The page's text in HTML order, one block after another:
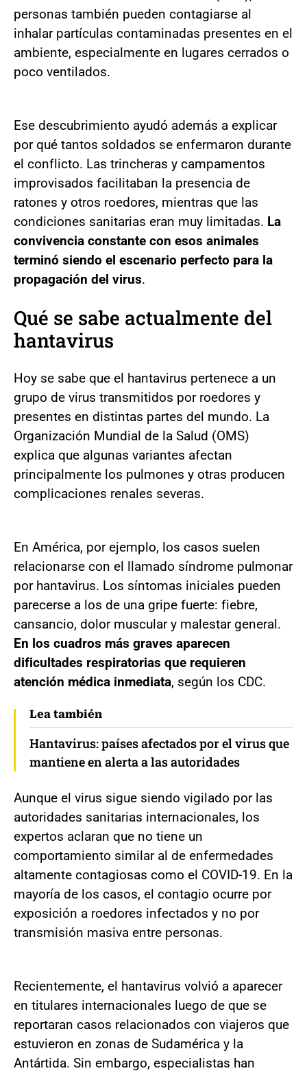
personas también pueden contagiarse al
inhalar partículas contaminadas presentes en el
ambiente, especialmente en lugares cerrados o
poco ventilados.
Ese descubrimiento ayudó además a explicar
por qué tantos soldados se enfermaron durante
el conflicto. Las trincheras y campamentos
improvisados facilitaban la presencia de
ratones y otros roedores, mientras que las
condiciones sanitarias eran muy limitadas. La
convivencia constante con esos animales
terminó siendo el escenario perfecto para la
propagación del virus.
Qué se sabe actualmente del
hantavirus
Hoy se sabe que el hantavirus pertenece a un
grupo de virus transmitidos por roedores y
presentes en distintas partes del mundo. La
Organización Mundial de la Salud (OMS)
explica que algunas variantes afectan
principalmente los pulmones y otras producen
complicaciones renales severas.
En América, por ejemplo, los casos suelen
relacionarse con el llamado síndrome pulmonar
por hantavirus. Los síntomas iniciales pueden
parecerse a los de una gripe fuerte: fiebre,
cansancio, dolor muscular y malestar general.
En los cuadros más graves aparecen
dificultades respiratorias que requieren
atención médica inmediata, según los CDC.
Lea también
Hantavirus: países afectados por el virus que
mantiene en alerta a las autoridades
Aunque el virus sigue siendo vigilado por las
autoridades sanitarias internacionales, los
expertos aclaran que no tiene un
comportamiento similar al de enfermedades
altamente contagiosas como el COVID-19. En la
mayoría de los casos, el contagio ocurre por
exposición a roedores infectados y no por
transmisión masiva entre personas.
Recientemente, el hantavirus volvió a aparecer
en titulares internacionales luego de que se
reportaran casos relacionados con viajeros que
estuvieron en zonas de Sudamérica y la
Antártida. Sin embargo, especialistas han